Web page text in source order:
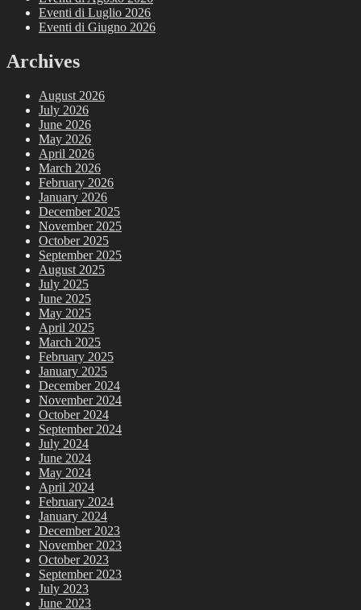
Eventi di Luglio 2026
Eventi di Giugno 2026
Archives
August 2026
July 2026
June 2026
May 2026
April 2026
March 2026
February 2026
January 2026
December 2025
November 2025
October 2025
September 2025
August 2025
July 2025
June 2025
May 2025
April 2025
March 2025
February 2025
January 2025
December 2024
November 2024
October 2024
September 2024
July 2024
June 2024
May 2024
April 2024
February 2024
January 2024
December 2023
November 2023
October 2023
September 2023
July 2023
June 2023